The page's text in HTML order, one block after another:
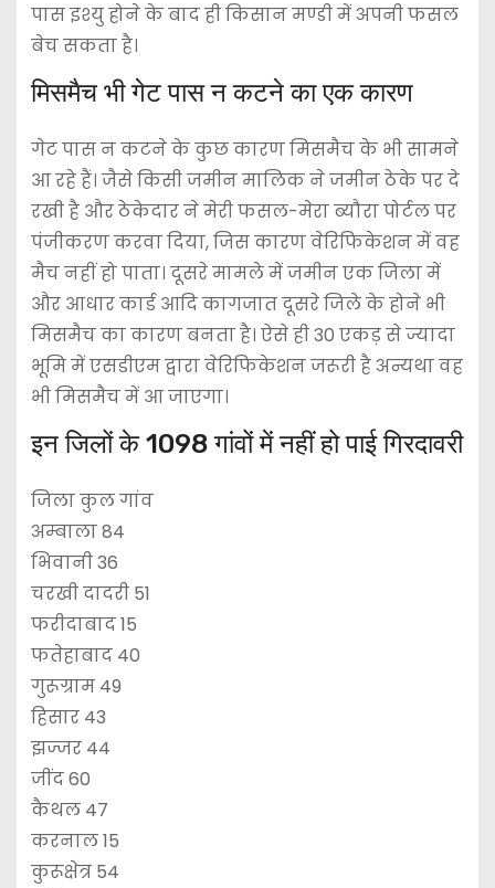
पास इश्यु होने के बाद ही किसान मण्डी में अपनी फसल
बेच सकता है।
मिसमैच भी गेट पास न कटने का एक कारण
गेट पास न कटने के कुछ कारण मिसमैच के भी सामने
आ रहे हैं। जैसे किसी जमीन मालिक ने जमीन ठेके पर दे
रखी है और ठेकेदार ने मेरी फसल-मेरा ब्यौरा पोर्टल पर
पंजीकरण करवा दिया, जिस कारण वेरिफिकेशन में वह
मैच नहीं हो पाता। दूसरे मामले में जमीन एक जिला में
और आधार कार्ड आदि कागजात दूसरे जिले के होने भी
मिसमैच का कारण बनता है। ऐसे ही 30 एकड़ से ज्यादा
भूमि में एसडीएम द्वारा वेरिफिकेशन जरूरी है अन्यथा वह
भी मिसमैच में आ जाएगा।
इन जिलों के 1098 गांवों में नहीं हो पाई गिरदावरी
जिला कुल गांव
अम्बाला 84
भिवानी 36
चरखी दादरी 51
फरीदाबाद 15
फतेहाबाद 40
गुरूग्राम 49
हिसार 43
झज्जर 44
जींद 60
कैथल 47
करनाल 15
कुरूक्षेत्र 54